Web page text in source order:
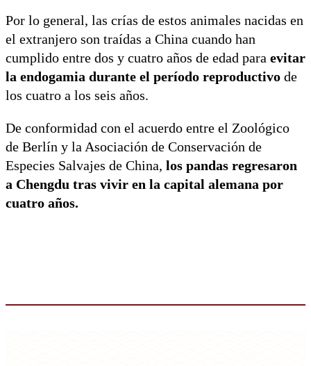
Por lo general, las crías de estos animales nacidas en
el extranjero son traídas a China cuando han
cumplido entre dos y cuatro años de edad para evitar
la endogamia durante el período reproductivo de
los cuatro a los seis años.
De conformidad con el acuerdo entre el Zoológico
de Berlín y la Asociación de Conservación de
Especies Salvajes de China, los pandas regresaron
a Chengdu tras vivir en la capital alemana por
cuatro años.